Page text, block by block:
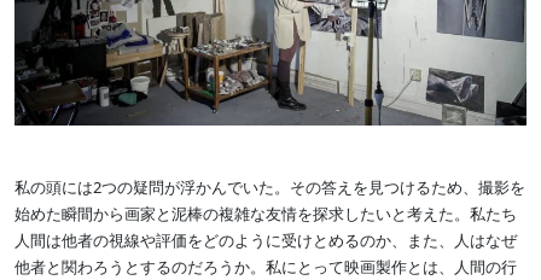
私の頭には2つの疑問が浮かんでいた。その答えを見つけるため、撮影を
始めた瞬間から画家と泥棒の複雑な友情を探求したいと考えた。私たち
人間は他者の視線や評価をどのように受けとめるのか、また、人はなぜ
他者と関わろうとするのだろうか。私にとって映画製作とは、人間の行